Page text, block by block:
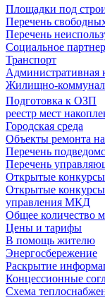
Площадки под
Перечень
Перечень
Социальное
Транспорт
Административная
Жилищно-
Подготовка к ОЗП
реестр мест
Городская среда
Объекты ремонта
Перечень
Перечень
Открытые конкурсы
Открытые
управления МКД
Общее количество
Цены и тарифы
В помощь жителю
Энергосбережение
Раскрытие
Концессионные
Схема